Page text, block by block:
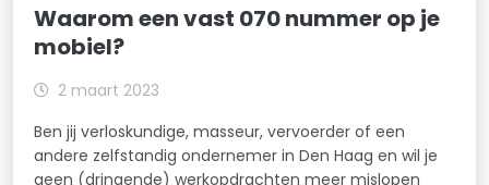
Waarom een vast 070 nummer op je
mobiel?
2 maart 2023
Ben jij verloskundige, masseur, vervoerder of een
andere zelfstandig ondernemer in Den Haag en wil je
geen (dringende) werkopdrachten meer mislopen